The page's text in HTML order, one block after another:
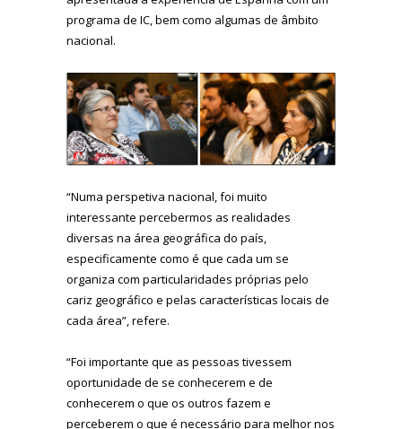
programa de IC, bem como algumas de âmbito
nacional.
“Numa perspetiva nacional, foi muito
interessante percebermos as realidades
diversas na área geográfica do país,
especificamente como é que cada um se
organiza com particularidades próprias pelo
cariz geográfico e pelas características locais de
cada área”, refere.
“Foi importante que as pessoas tivessem
oportunidade de se conhecerem e de
conhecerem o que os outros fazem e
perceberem o que é necessário para melhor nos